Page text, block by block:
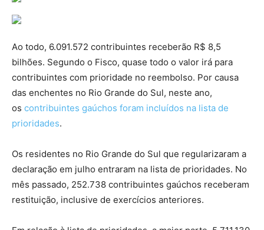
Ao todo, 6.091.572 contribuintes receberão R$ 8,5
bilhões. Segundo o Fisco, quase todo o valor irá para
contribuintes com prioridade no reembolso. Por causa
das enchentes no Rio Grande do Sul, neste ano,
os contribuintes gaúchos foram incluídos na lista de
prioridades.
Os residentes no Rio Grande do Sul que regularizaram a
declaração em julho entraram na lista de prioridades. No
mês passado, 252.738 contribuintes gaúchos receberam
restituição, inclusive de exercícios anteriores.